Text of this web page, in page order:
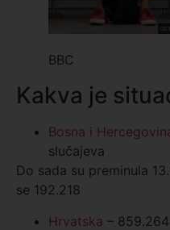
BBC
Kakva je
Bosna i
slučajeva
Do sada su preminula
se 192.218
Hrvatska –